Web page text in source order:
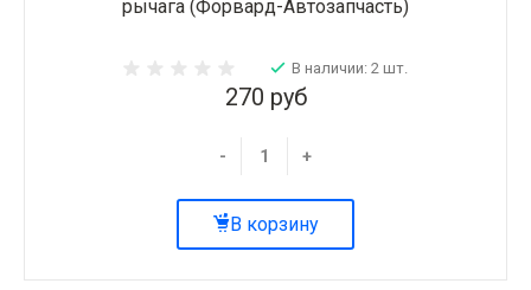
рычага (Форвард-Автозапчасть)
В наличии: 2 шт.
270 руб
- +
В корзину